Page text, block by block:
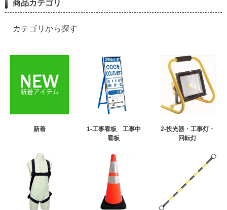
商品カテゴリ
カテゴリから探す
新着
1-工事看板 工事中
看板
2-投光器・工事灯・
回転灯